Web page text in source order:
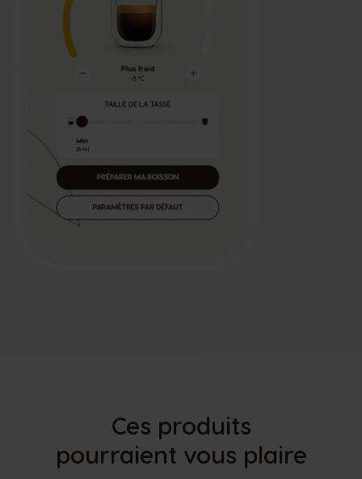
Ces produits
pourraient vous plaire